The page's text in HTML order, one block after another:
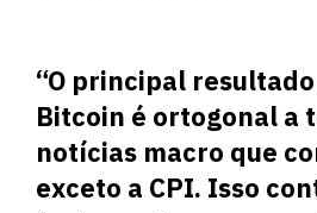
“O principal
Bitcoin é ortogonal a
notícias macro que
exceto a CPI. Isso